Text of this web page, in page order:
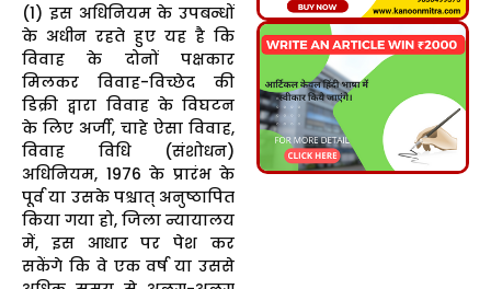
(1) इस अधिनियम के उपबन्धों
के अधीन रहते हुए यह है कि
विवाह के दोनों पक्षकार
मिलकर विवाह-विच्छेद की
डिक्री द्वारा विवाह के विघटन
के लिए अर्जी, चाहे ऐसा विवाह,
विवाह विधि (संशोधन)
अधिनियम, 1976 के प्रारंभ के
पूर्व या उसके पश्चात् अनुष्ठापित
किया गया हो, जिला न्यायालय
में, इस आधार पर पेश कर
सकेंगे कि वे एक वर्ष या उससे